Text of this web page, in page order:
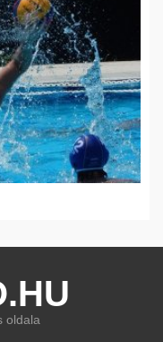
oldala